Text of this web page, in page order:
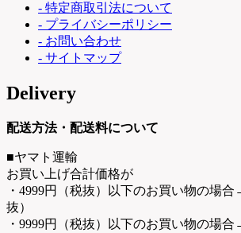
- 特定商取引法について
- プライバシーポリシー
- お問い合わせ
- サイトマップ
Delivery
配送方法・配送料について
■ヤマト運輸
お買い上げ合計価格が
・4999円（税抜）以下のお買い物の場
抜）
・9999円（税抜）以下のお買い物の場